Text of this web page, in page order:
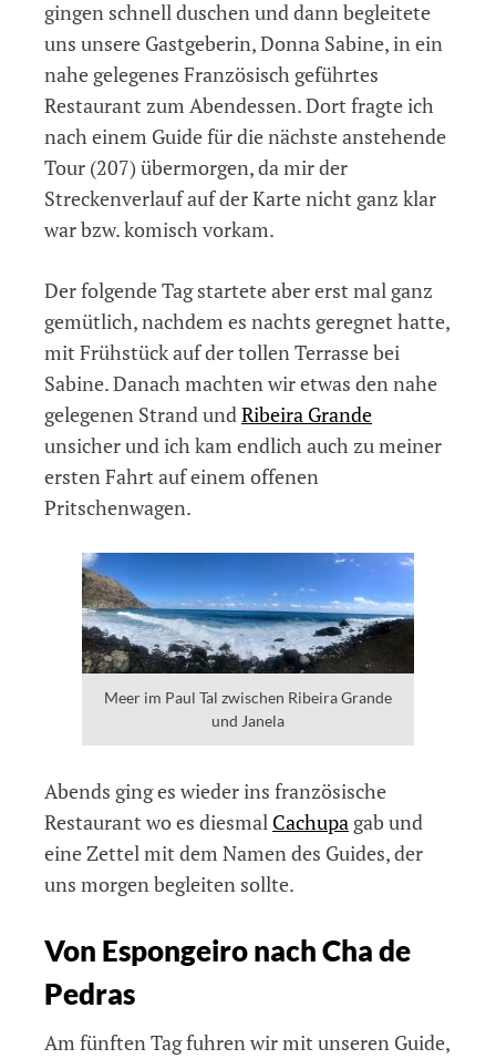
gingen schnell duschen und dann begleitete
uns unsere Gastgeberin, Donna Sabine, in ein
nahe gelegenes Französisch geführtes
Restaurant zum Abendessen. Dort fragte ich
nach einem Guide für die nächste anstehende
Tour (207) übermorgen, da mir der
Streckenverlauf auf der Karte nicht ganz klar
war bzw. komisch vorkam.
Der folgende Tag startete aber erst mal ganz
gemütlich, nachdem es nachts geregnet hatte,
mit Frühstück auf der tollen Terrasse bei
Sabine. Danach machten wir etwas den nahe
gelegenen Strand undRibeira Grande
unsicher und ich kam endlich auch zu meiner
ersten Fahrt auf einem offenen
Pritschenwagen.
Meer im Paul Tal zwischen Ribeira Grande
und Janela
Abends ging es wieder ins französische
Restaurant wo es diesmal Cachupa gab und
eine Zettel mit dem Namen des Guides, der
uns morgen begleiten sollte.
Von Espongeiro nach Cha de
Pedras
Am fünften Tag fuhren wir mit unseren Guide,